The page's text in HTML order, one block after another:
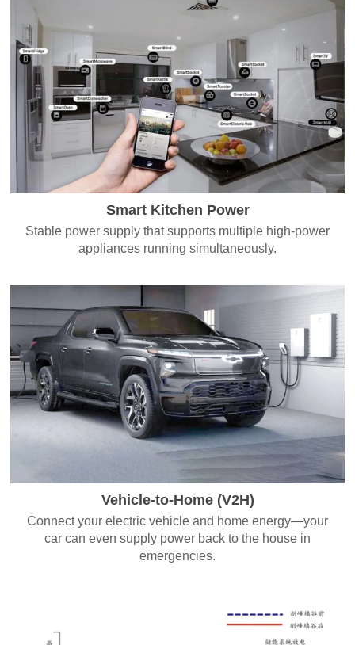
Smart Kitchen Power
Stable power supply that supports multiple high-power
appliances running simultaneously.
Vehicle-to-Home (V2H)
Connect your electric vehicle and home energy—your
car can even supply power back to the house in
emergencies.